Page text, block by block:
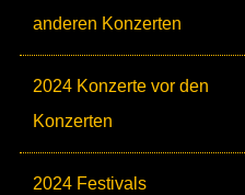
anderen Konzerten
2024 Konzerte vor den
Konzerten
2024 Festivals